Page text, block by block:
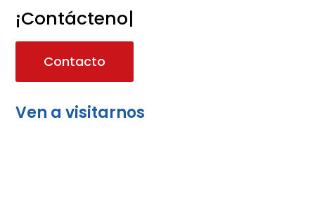
¡Contáctenos
Contacto
Ven a visitarnos